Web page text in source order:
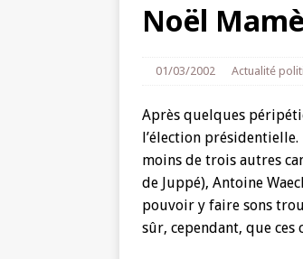
Noël
01/03/2002 Actualité
Après quelques
l’élection présidentielle.
moins de trois autres
de Juppé), Antoine
pouvoir y faire sons
sûr, cependant, que ces